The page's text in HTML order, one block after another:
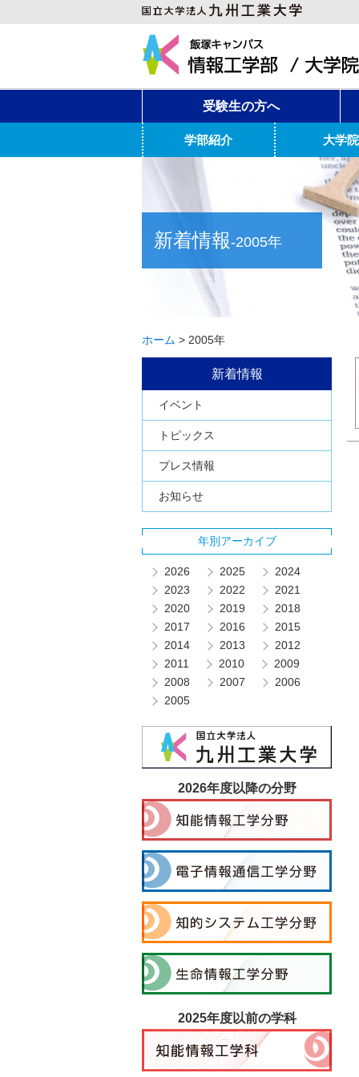
受験生の方へ
学部紹介 大学院
新着情報-2005年
ホーム > 2005年
新着情報
イベント
トピックス
プレス情報
お知らせ
年別アーカイブ
2026 2025
2024
2023
2022
2021
2020
2019
2018
2017
2016
2015
2014
2013
2012
2011
2010
2009
2008
2007
2006
2005
2026年度以降の分野
2025年度以前の学科